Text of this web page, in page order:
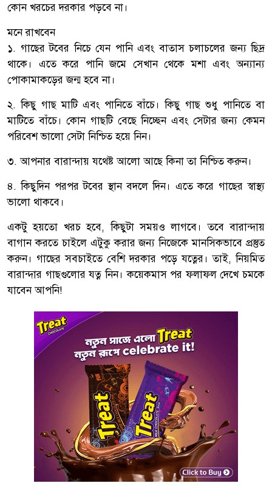
কোন খরচের দরকার পড়বে না।
মনে রাখবেন
১. গাছের টবের নিচে যেন পানি এবং বাতাস চলাচলের জন্য ছিদ্র
থাকে। এতে করে পানি জমে সেখান থেকে মশা এবং অন্যান্য
পোকামাকড়ের জন্ম হবে না।
২. কিছু গাছ মাটি এবং পানিতে বাঁচে। কিছু গাছ শুধু পানিতে বা
মাটিতে বাঁচে। কোন গাছটি বেছে নিচ্ছেন এবং সেটার জন্য কেমন
পরিবেশ ভালো সেটা নিশ্চিত হয়ে নিন।
৩. আপনার বারান্দায় যথেষ্ট আলো আছে কিনা তা নিশ্চিত করুন।
৪. কিছুদিন পরপর টবের স্থান বদলে দিন। এতে করে গাছের স্বাস্থ্য
ভালো থাকবে।
একটু হয়তো খরচ হবে, কিছুটা সময়ও লাগবে। তবে বারান্দায়
বাগান করতে চাইলে এটুকু করার জন্য নিজেকে মানসিকভাবে প্রস্তুত
করুন। গাছের সবচাইতে বেশি দরকার পড়ে যত্নের। তাই, নিয়মিত
বারান্দার গাছগুলোর যত্ন নিন। কয়েকমাস পর ফলাফল দেখে চমকে
যাবেন আপনি!